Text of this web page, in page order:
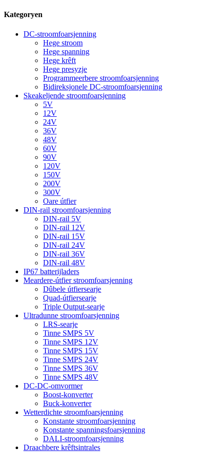
Kategoryen
DC-stroomfoarsjenning
Hege stroom
Hege spanning
Hege krêft
Hege presyzje
Programmeerbere stroomfoarsjenning
Bidireksjonele DC-stroomfoarsjenning
Skeakeljende stroomfoarsjenning
5V
12V
24V
36V
48V
60V
90V
120V
150V
200V
300V
Oare útfier
DIN-rail stroomfoarsjenning
DIN-rail 5V
DIN-rail 12V
DIN-rail 15V
DIN-rail 24V
DIN-rail 36V
DIN-rail 48V
IP67 batterijladers
Meardere-útfier stroomfoarsjenning
Dûbele útfiersearje
Quad-útfiersearje
Triple Output-searje
Ultradunne stroomfoarsjenning
LRS-searje
Tinne SMPS 5V
Tinne SMPS 12V
Tinne SMPS 15V
Tinne SMPS 24V
Tinne SMPS 36V
Tinne SMPS 48V
DC-DC-omvormer
Boost-konverter
Buck-konverter
Wetterdichte stroomfoarsjenning
Konstante stroomfoarsjenning
Konstante spanningsfoarsjenning
DALI-stroomfoarsjenning
Draachbere krêftsintrales